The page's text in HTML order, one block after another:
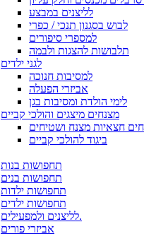
לליצנים במבצע
לבוש בסגנון תנכי / כפרי
למספרי סיפורים
תלבושות להצגות ולבמה
לגני ילדים
למסיבות חנוכה
אביזרי הפעלה
לימי הולדת ומסיבות בגן
מצנחים מיצגים והולכי קביים
חצאיות מצנח ושטיחים
ביגוד להולכי קביים
תחפושות בנות
תחפושות בנים
תחפושות ילדות
תחפושות ילדים
לליצנים ולמפעילים.
אביזרי פורים